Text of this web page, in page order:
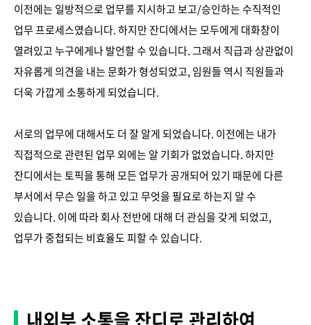
이전에는 일방적으로 업무를 지시하고 보고/승인하는 수직적인
업무 프로세스였습니다. 하지만 잔디에서는 모두에게 대화창이
열려있고 누구에게나 발언할 수 있습니다. 그래서 직급과 상관없이
자유롭게 의견을 내는 문화가 형성되었고, 임원들 역시 직원들과
더욱 가깝게 소통하게 되었습니다.
서로의 업무에 대해서도 더 잘 알게 되었습니다. 이전에는 내가
직접적으로 관련된 업무 외에는 알 기회가 없었습니다. 하지만
잔디에서는 토픽을 통해 모든 업무가 공개되어 있기 때문에 다른
부서에서 무슨 일을 하고 있고 무엇을 필요로 하는지 알 수
있습니다. 이에 따라 회사 전반에 대해 더 관심을 갖게 되었고,
업무가 중첩되는 비효율도 피할 수 있습니다.
내외부 소통을 잔디로 관리하여